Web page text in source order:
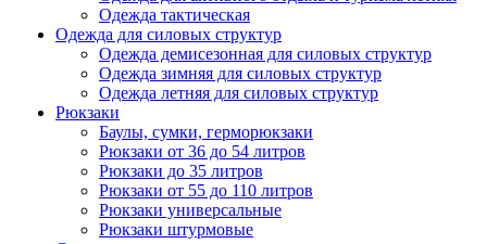
Одежда тактическая
Одежда для силовых структур
Одежда демисезонная для силовых структур
Одежда зимняя для силовых структур
Одежда летняя для силовых структур
Рюкзаки
Баулы, сумки, герморюкзаки
Рюкзаки от 36 до 54 литров
Рюкзаки до 35 литров
Рюкзаки от 55 до 110 литров
Рюкзаки универсальные
Рюкзаки штурмовые